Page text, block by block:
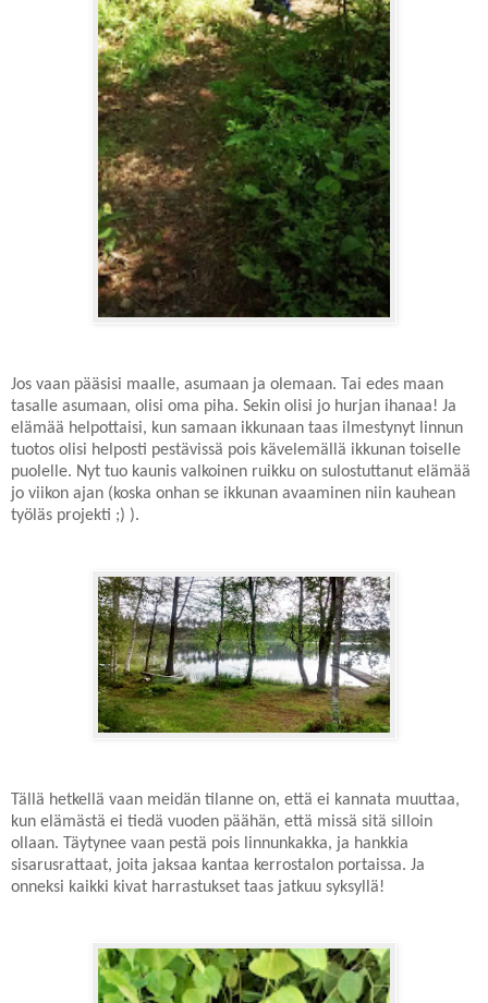
Jos vaan pääsisi maalle, asumaan ja olemaan. Tai edes maan
tasalle asumaan, olisi oma piha. Sekin olisi jo hurjan ihanaa! Ja
elämää helpottaisi, kun samaan ikkunaan taas ilmestynyt linnun
tuotos olisi helposti pestävissä pois kävelemällä ikkunan toiselle
puolelle. Nyt tuo kaunis valkoinen ruikku on sulostuttanut elämää
jo viikon ajan (koska onhan se ikkunan avaaminen niin kauhean
työläs projekti ;) ).
Tällä hetkellä vaan meidän tilanne on, että ei kannata muuttaa,
kun elämästä ei tiedä vuoden päähän, että missä sitä silloin
ollaan. Täytynee vaan pestä pois linnunkakka, ja hankkia
sisarusrattaat, joita jaksaa kantaa kerrostalon portaissa. Ja
onneksi kaikki kivat harrastukset taas jatkuu syksyllä!